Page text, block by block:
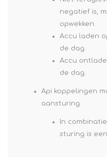
negatief is,
opwekken.
Accu laden
de dag.
Accu
de dag.
Api koppelingen
aansturing.
In
sturing is